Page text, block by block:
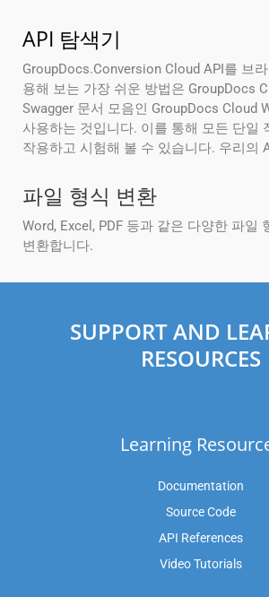
API 탐색기
GroupDocs.Conversion Cloud API를 브
용해 보는 가장 쉬운 방법은 GroupDocs
Swagger 문서 모음인 GroupDocs Cloud
사용하는 것입니다. 이를 통해 모든 단일
작용하고 시험해 볼 수 있습니다. 우리의
파일 형식 변환
Word, Excel, PDF 등과 같은 다양한 파일
변환합니다.
SUPPORT AND
RESOURCES
Learning
Documentation
Source Code
API References
Video Tutorials